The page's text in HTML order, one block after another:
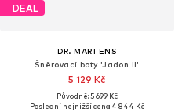
DEAL
DR. MARTENS
Šněrovací boty 'Jadon II'
5 129 Kč
Původně: 5 699 Kč
Poslední nejnižší cena:4 844 Kč